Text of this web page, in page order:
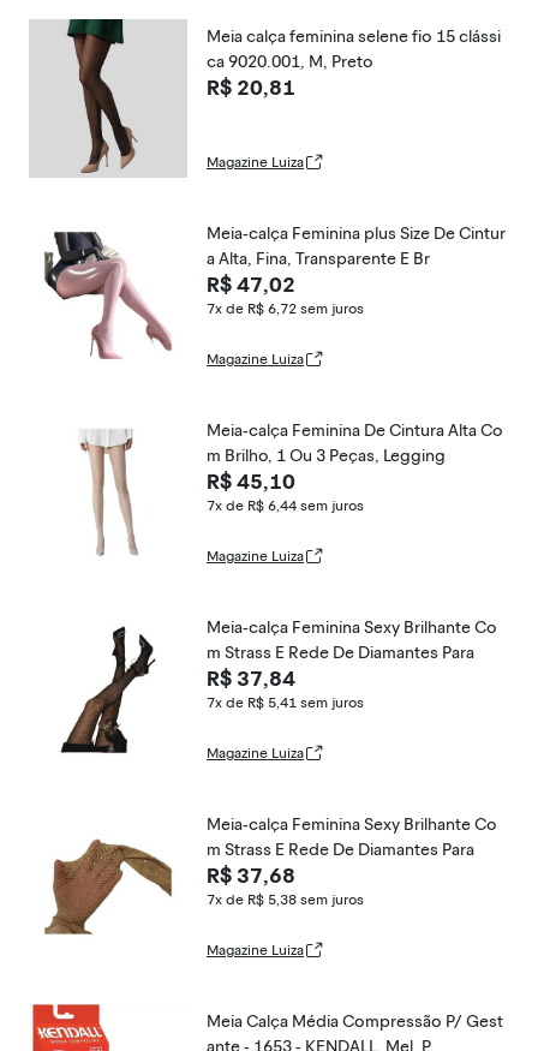
Meia calça feminina selene fio 15 clássi
ca 9020.001, M, Preto
R$ 20,81
Magazine Luiza
Meia-calça Feminina plus Size De Cintur
a Alta, Fina, Transparente E Br
R$ 47,02
7x de R$ 6,72 sem juros
Magazine Luiza
Meia-calça Feminina De Cintura Alta Co
m Brilho, 1 Ou 3 Peças, Legging
R$ 45,10
7x de R$ 6,44 sem juros
Magazine Luiza
Meia-calça Feminina Sexy Brilhante Co
m Strass E Rede De Diamantes Para
R$ 37,84
7x de R$ 5,41 sem juros
Magazine Luiza
Meia-calça Feminina Sexy Brilhante Co
m Strass E Rede De Diamantes Para
R$ 37,68
7x de R$ 5,38 sem juros
Magazine Luiza
Meia Calça Média Compressão P/ Gest
ante - 1653 - KENDALL, Mel, P